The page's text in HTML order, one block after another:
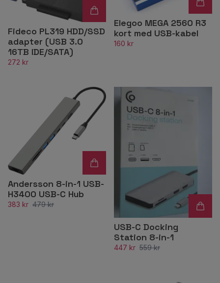
Fideco PL319 HDD/SSD
adapter (USB 3.0
16TB IDE/SATA)
272 kr
Elegoo MEGA 2560 R3
kort med USB-kabel
160 kr
Andersson 8-in-1 USB-
H3400 USB-C Hub
383 kr 479 kr
USB-C Docking
Station 8-in-1
447 kr 559 kr